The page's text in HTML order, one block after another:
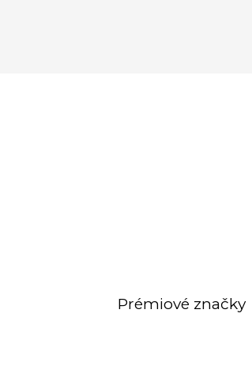
Prémiové značky